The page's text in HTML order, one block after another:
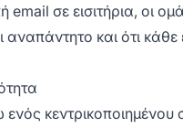
email σε εισιτήρια, οι
και ότι κάθε
ενός